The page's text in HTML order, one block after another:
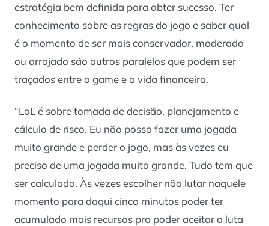
estratégia bem definida para obter sucesso. Ter
conhecimento sobre as regras do jogo e saber qual
é o momento de ser mais conservador, moderado
ou arrojado são outros paralelos que podem ser
traçados entre o game e a vida financeira.
“LoL é sobre tomada de decisão, planejamento e
cálculo de risco. Eu não posso fazer uma jogada
muito grande e perder o jogo, mas às vezes eu
preciso de uma jogada muito grande. Tudo tem que
ser calculado. Às vezes escolher não lutar naquele
momento para daqui cinco minutos poder ter
acumulado mais recursos pra poder aceitar a luta